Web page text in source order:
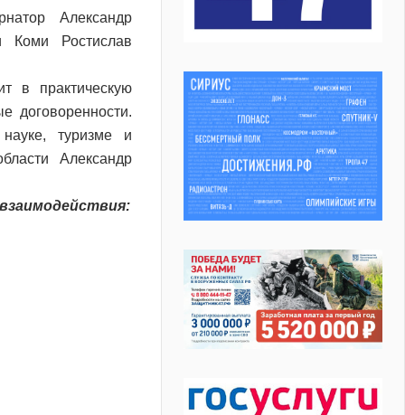
Александр
Коми Ростислав
в практическую
договоренности.
туризме и
Александр